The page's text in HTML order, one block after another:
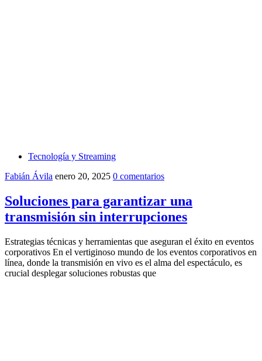
Tecnología y Streaming
Fabián Ávila enero 20, 2025 0 comentarios
Soluciones para garantizar una
transmisión sin interrupciones
Estrategias técnicas y herramientas que aseguran el éxito en eventos
corporativos En el vertiginoso mundo de los eventos corporativos en
línea, donde la transmisión en vivo es el alma del espectáculo, es
crucial desplegar soluciones robustas que